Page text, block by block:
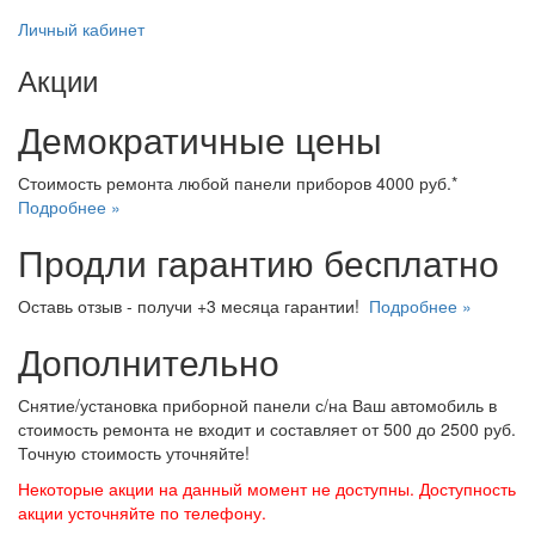
Личный кабинет
Акции
Демократичные цены
Стоимость ремонта любой панели приборов 4000 руб.*
Подробнее »
Продли гарантию бесплатно
Оставь отзыв - получи +3 месяца гарантии! Подробнее »
Дополнительно
Снятие/установка приборной панели с/на Ваш автомобиль в
стоимость ремонта не входит и составляет от 500 до 2500 руб.
Точную стоимость уточняйте!
Некоторые акции на данный момент не доступны. Доступность
акции усточняйте по телефону.